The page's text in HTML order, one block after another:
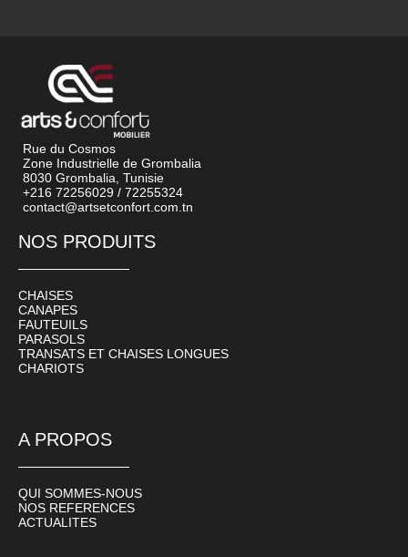
Rue du Cosmos
Zone Industrielle de Grombalia
8030 Grombalia, Tunisie
+216 72256029 / 72255324
contact@artsetconfort.com.tn
NOS PRODUITS
CHAISES
CANAPES
FAUTEUILS
PARASOLS
TRANSATS ET CHAISES LONGUES
CHARIOTS
A PROPOS
QUI SOMMES-NOUS
NOS REFERENCES
ACTUALITES